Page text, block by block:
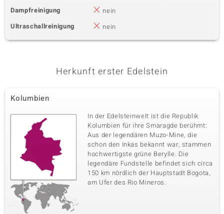
Dampfreinigung
nein
Ultraschallreinigung
nein
Herkunft erster Edelstein
Kolumbien
In der Edelsteinwelt ist die Republik
Kolumbien für ihre Smaragde berühmt:
Aus der legendären Muzo-Mine, die
schon den Inkas bekannt war, stammen
hochwertigste grüne Berylle. Die
legendäre Fundstelle befindet sich circa
150 km nördlich der Hauptstadt Bogota,
am Ufer des Rio Mineros.